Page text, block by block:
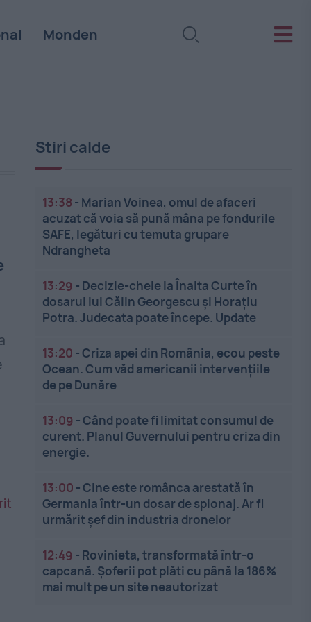
Monden
Stiri calde
13:38 - Marian Voinea, omul de afaceri
acuzat că voia să pună mâna pe fondurile
SAFE, legături cu temuta grupare
Ndrangheta
13:29 - Decizie-cheie la Înalta Curte în
dosarul lui Călin Georgescu și Horațiu
Potra. Judecata poate începe. Update
13:20 -Criza apei din România, ecou peste
Ocean. Cum văd americanii intervențiile
de pe Dunăre
13:09 -Când poate fi limitat consumul de
curent. Planul Guvernului pentru criza din
energie.
13:00 -Cine este românca arestată în
Germania într-un dosar de spionaj. Ar fi
urmărit șef din industria dronelor
12:49 - Rovinieta, transformată într-o
capcană. Șoferii pot plăti cu până la 186%
mai mult pe un site neautorizat